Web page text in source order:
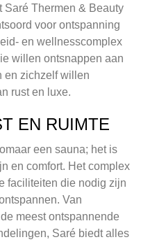
Saré Thermen & Beauty
voor ontspanning
en wellnesscomplex
willen ontsnappen aan
en zichzelf willen
rust en luxe.
EN RUIMTE
een sauna; het is
en comfort. Het complex
faciliteiten die nodig zijn
Van
meest ontspannende
Saré biedt alles